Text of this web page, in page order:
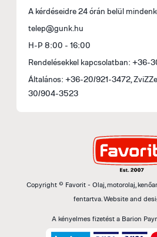
A kérdéseidre 24 órán belül
telep@gunk.hu
H-P 8:00 - 16:00
Rendelésekkel kapcsolatban: +36-
Általános: +36-20/921-3472,
30/904-3523
Copyright © Favorit - Olaj, motorolaj,
fentartva.Website and
A kényelmes fizetést a Barion